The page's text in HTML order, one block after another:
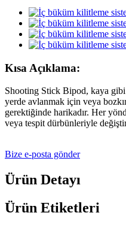
Kısa Açıklama:
Shooting Stick Bipod, kaya
yerde avlanmak için veya
gerektiğinde harikadır. Her
veya tespit dürbünleriyle
Bize e-posta gönder
Ürün Detayı
Ürün Etiketleri